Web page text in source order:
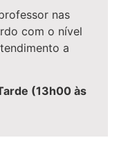
nas
com o nível
a
(13h00 às